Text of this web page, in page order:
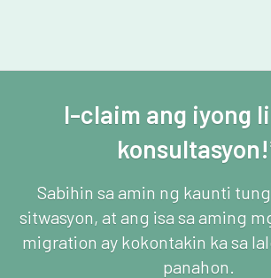
I-claim ang iyong
Sabihin sa amin ng kaunti
sitwasyon, at ang isa sa aming
migration ay kokontakin ka sa
panahon.